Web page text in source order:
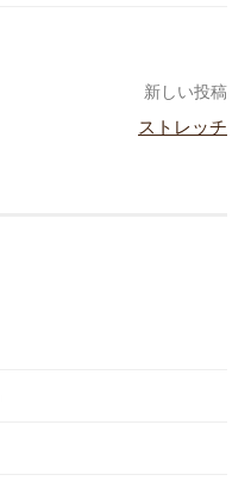
新しい投稿
ストレッチ